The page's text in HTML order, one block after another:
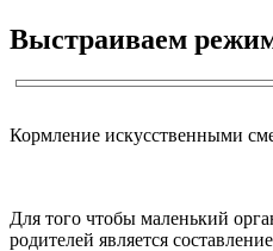
Выстраиваем
Кормление искусственными
Для того чтобы маленький
родителей является